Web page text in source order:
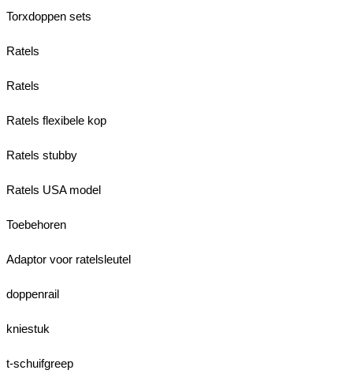
Torxdoppen sets
Ratels
Ratels
Ratels flexibele kop
Ratels stubby
Ratels USA model
Toebehoren
Adaptor voor ratelsleutel
doppenrail
kniestuk
t-schuifgreep